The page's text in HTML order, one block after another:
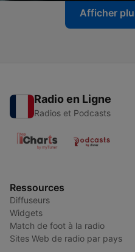
Afficher
Radio en Ligne
Radios et Podcasts
Ressources
Diffuseurs
Widgets
Match de foot à la radio
Sites Web de radio par pays